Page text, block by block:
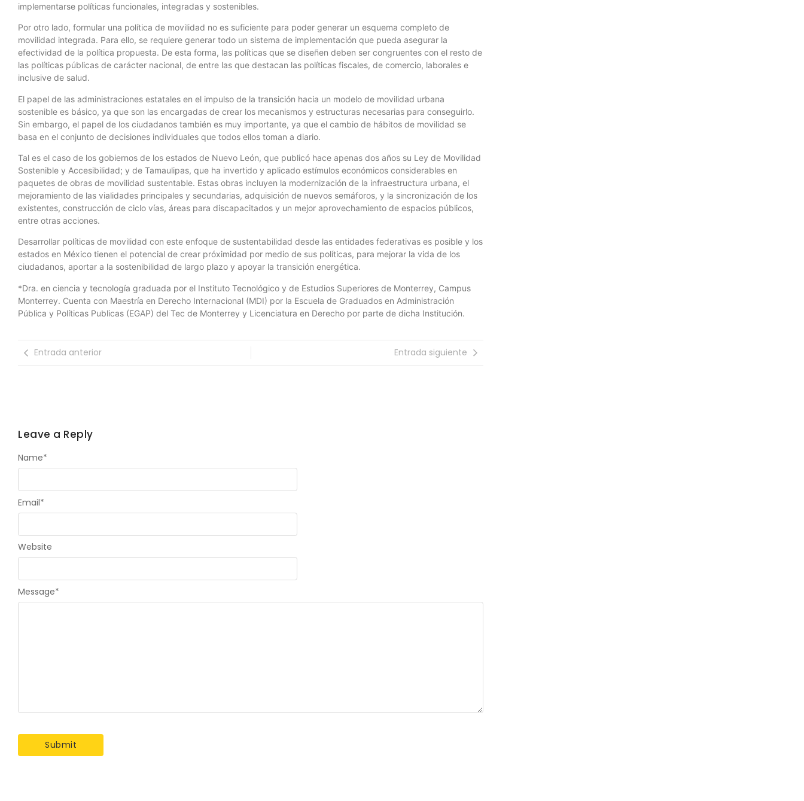
implementarse políticas funcionales, integradas y sostenibles.
Por otro lado, formular una política de movilidad no es suficiente para poder generar un esquema completo de
movilidad integrada. Para ello, se requiere generar todo un sistema de implementación que pueda asegurar la
efectividad de la política propuesta. De esta forma, las políticas que se diseñen deben ser congruentes con el resto de
las políticas públicas de carácter nacional, de entre las que destacan las políticas fiscales, de comercio, laborales e
inclusive de salud.
El papel de las administraciones estatales en el impulso de la transición hacia un modelo de movilidad urbana
sostenible es básico, ya que son las encargadas de crear los mecanismos y estructuras necesarias para conseguirlo.
Sin embargo, el papel de los ciudadanos también es muy importante, ya que el cambio de hábitos de movilidad se
basa en el conjunto de decisiones individuales que todos ellos toman a diario.
Tal es el caso de los gobiernos de los estados de Nuevo León, que publicó hace apenas dos años su Ley de Movilidad
Sostenible y Accesibilidad; y de Tamaulipas, que ha invertido y aplicado estímulos económicos considerables en
paquetes de obras de movilidad sustentable. Estas obras incluyen la modernización de la infraestructura urbana, el
mejoramiento de las vialidades principales y secundarias, adquisición de nuevos semáforos, y la sincronización de los
existentes, construcción de ciclo vías, áreas para discapacitados y un mejor aprovechamiento de espacios públicos,
entre otras acciones.
Desarrollar políticas de movilidad con este enfoque de sustentabilidad desde las entidades federativas es posible y los
estados en México tienen el potencial de crear próximidad por medio de sus políticas, para mejorar la vida de los
ciudadanos, aportar a la sostenibilidad de largo plazo y apoyar la transición energética.
*Dra. en ciencia y tecnología graduada por el Instituto Tecnológico y de Estudios Superiores de Monterrey, Campus
Monterrey. Cuenta con Maestría en Derecho Internacional (MDI) por la Escuela de Graduados en Administración
Pública y Políticas Publicas (EGAP) del Tec de Monterrey y Licenciatura en Derecho por parte de dicha Institución.
Entrada anterior Entrada siguiente
Leave a Reply
Message*
Name*
Email*
Website